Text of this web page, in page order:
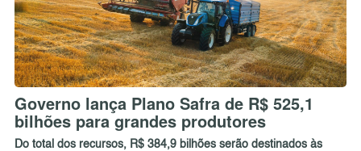
Governo lança Plano Safra de R$ 525,1
bilhões para grandes produtores
Do total dos recursos, R$ 384,9 bilhões serão destinados às